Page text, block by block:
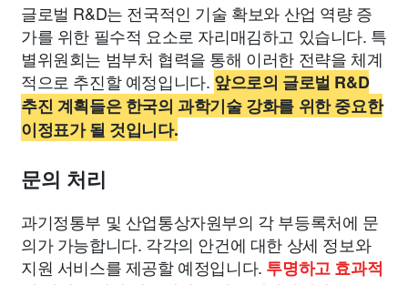
글로벌 R&D는 전국적인 기술 확보와 산업 역량 증
가를 위한 필수적 요소로 자리매김하고 있습니다. 특
별위원회는 범부처 협력을 통해 이러한 전략을 체계
적으로 추진할 예정입니다. 앞으로의 글로벌 R&D
추진 계획들은 한국의 과학기술 강화를 위한 중요한
이정표가 될 것입니다.
문의 처리
과기정통부 및 산업통상자원부의 각 부등록처에 문
의가 가능합니다. 각각의 안건에 대한 상세 정보와
지원 서비스를 제공할 예정입니다. 투명하고 효과적